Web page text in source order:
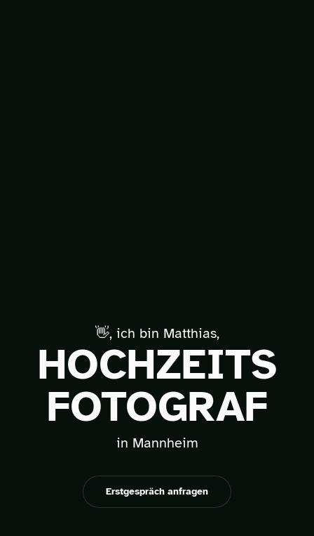
👋, ich bin Matthias,
HOCHZEITS
FOTOGRAF
in Mannheim
Erstgespräch anfragen